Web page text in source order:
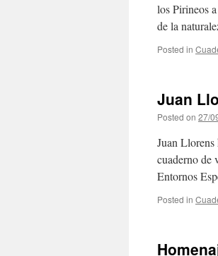
los Pirineos
de la
Posted in
Juan
Posted on 27/
Juan Llorens
cuaderno de
Entornos
Posted in